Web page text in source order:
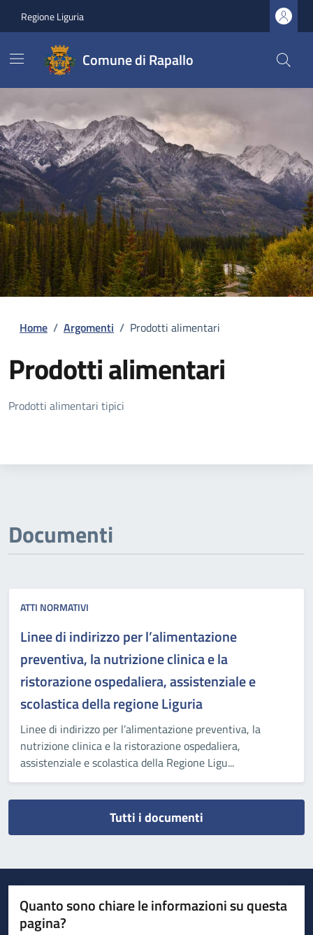
Regione Liguria
Comune di Rapallo
Home / Argomenti / Prodotti alimentari
Prodotti alimentari
Dettagli della notizia
Prodotti alimentari tipici
Documenti
ATTI NORMATIVI
Linee di indirizzo per l’alimentazione
preventiva, la nutrizione clinica e la
ristorazione ospedaliera, assistenziale e
scolastica della regione Liguria
Linee di indirizzo per l’alimentazione preventiva, la
nutrizione clinica e la ristorazione ospedaliera,
assistenziale e scolastica della Regione Ligu...
Tutti i documenti
Quanto sono chiare le informazioni su questa
pagina?